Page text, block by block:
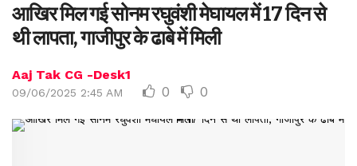
आखिर मिल गई सोनम रघुवंशी मेघायल में 17 दिन से
थी लापता, गाजीपुर के ढाबे में मिली
Aaj Tak CG -Desk1
09/06/2025 2:45 AM 0 0